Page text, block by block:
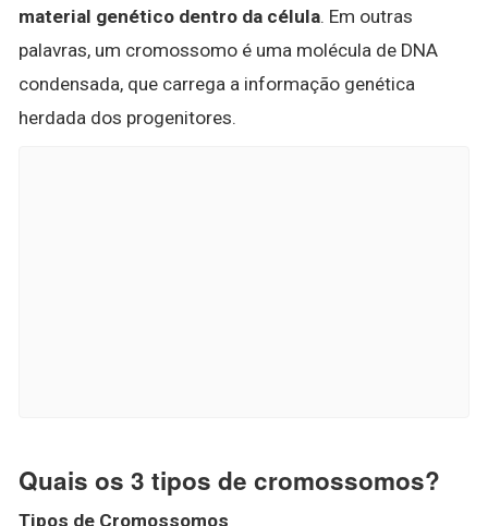
material genético dentro da célula. Em outras
palavras, um cromossomo é uma molécula de DNA
condensada, que carrega a informação genética
herdada dos progenitores.
Quais os 3 tipos de cromossomos?
Tipos de Cromossomos